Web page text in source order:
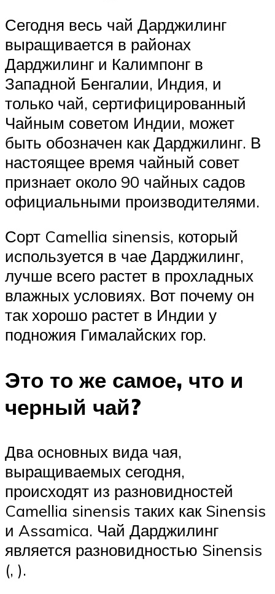
Сегодня весь чай Дарджилинг
выращивается в районах
Дарджилинг и Калимпонг в
Западной Бенгалии, Индия, и
только чай, сертифицированный
Чайным советом Индии, может
быть обозначен как Дарджилинг. В
настоящее время чайный совет
признает около 90 чайных садов
официальными производителями.
Сорт Camellia sinensis, который
используется в чае Дарджилинг,
лучше всего растет в прохладных
влажных условиях. Вот почему он
так хорошо растет в Индии у
подножия Гималайских гор.
Это то же самое, что и
черный чай?
Два основных вида чая,
выращиваемых сегодня,
происходят из разновидностей
Camellia sinensis таких как Sinensis
и Assamica. Чай Дарджилинг
является разновидностью Sinensis
(, ).